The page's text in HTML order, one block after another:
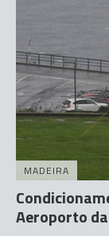
MADEIRA
Aeroporto